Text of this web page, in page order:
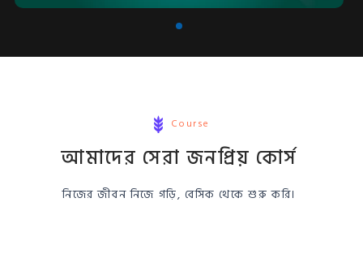
Course
আমাদের সেরা জনপ্রিয় কোর্স
নিজের জীবন নিজে গড়ি, বেসিক থেকে শুরু করি।